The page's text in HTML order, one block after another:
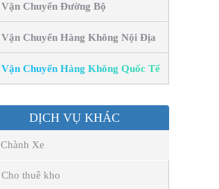
Vận Chuyển Đường Bộ
Vận Chuyển Hàng Không Nội Địa
Vận Chuyển Hàng Không Quốc Tế
DỊCH VỤ KHÁC
Chành Xe
Cho thuê kho